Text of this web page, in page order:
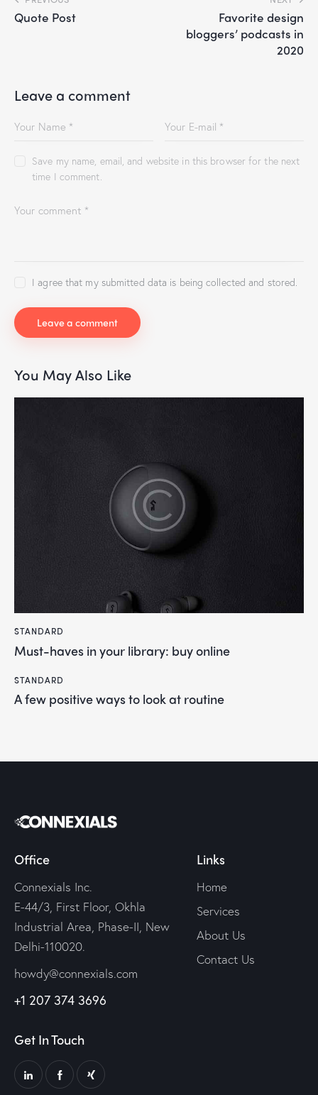
Quote Post
Favorite design
bloggers’ podcasts in
2020
Leave a comment
Save my name, email, and website in this browser for the next
time I comment.
I agree that my submitted data is being collected and stored.
You May Also Like
STANDARD
Must-haves in your library: buy online
STANDARD
A few positive ways to look at routine
Office
Connexials Inc.
E-44/3, First Floor, Okhla
Industrial Area, Phase-II, New
Delhi-110020.
howdy@connexials.com
+1 207 374 3696
Links
Home
Services
About Us
Contact Us
Get In Touch